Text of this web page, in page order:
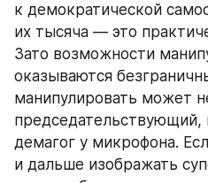
к демократической
их тысяча — это
Зато возможности
оказываются
манипулировать может
председательствующий,
демагог у микрофона.
и дальше изображать